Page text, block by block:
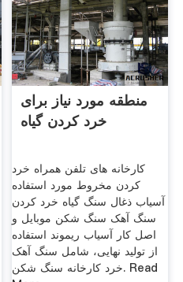
منطقه مورد نیاز برای
خرد کردن گیاه
کارخانه های تلفن همراه خرد
کردن مخروط مورد استفاده
آسیاب ذغال سنگ گیاه خرد کردن
سنگ آهک سنگ شکن موبایل و
اصل کار آسیاب ریموند استفاده
از تولید نهایی، شامل سنگ آهک
خرد کارخانه سنگ شکن. Read